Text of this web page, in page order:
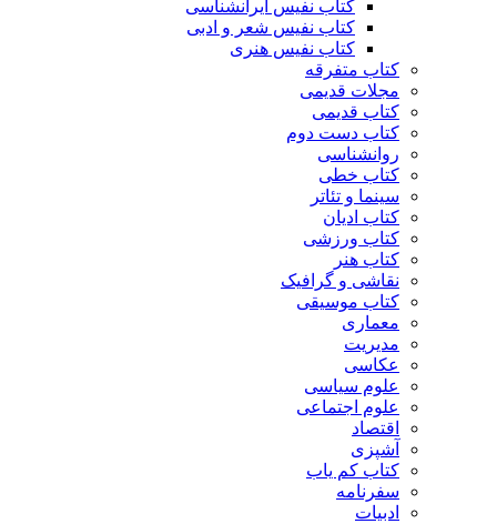
کتاب نفیس ایرانشناسی
کتاب نفیس شعر و ادبی
کتاب نفیس هنری
کتاب متفرقه
مجلات قدیمی
کتاب قدیمی
کتاب دست دوم
روانشناسی
کتاب خطی
سینما و تئاتر
کتاب ادیان
کتاب ورزشی
کتاب هنر
نقاشی و گرافیک
کتاب موسیقی
معماری
مدیریت
عکاسی
علوم سیاسی
علوم اجتماعی
اقتصاد
آشپزی
کتاب کم یاب
سفرنامه
ادبیات